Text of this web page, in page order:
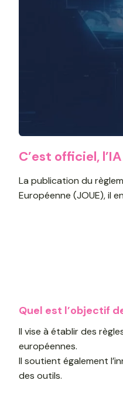
C’est officiel,
La publication du
Européenne (JOUE), il
Quel est l’objectif
Il vise à établir des
européennes.
Il soutient également
des outils.